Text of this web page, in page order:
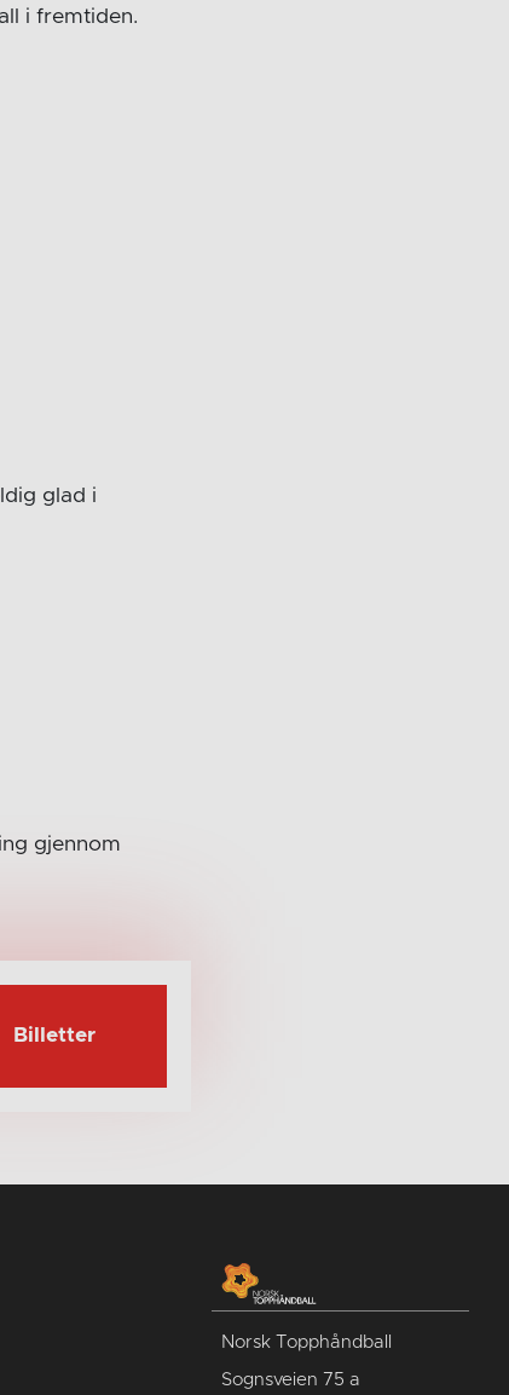
i fremtiden.
glad i
gjennom
Billetter
Norsk Topphåndball
Sognsveien 75 a